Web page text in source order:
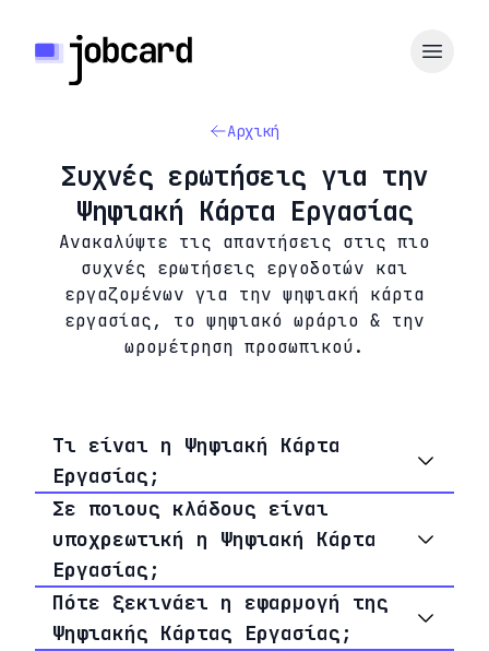
Αρχική
Συχνές ερωτήσεις για την
Ψηφιακή Κάρτα Εργασίας
Ανακαλύψτε τις απαντήσεις στις πιο
συχνές ερωτήσεις εργοδοτών και
εργαζομένων για την ψηφιακή κάρτα
εργασίας, το ψηφιακό ωράριο & την
ωρομέτρηση προσωπικού.
Τι είναι η Ψηφιακή Κάρτα
Εργασίας;
Σε ποιους κλάδους είναι
υποχρεωτική η Ψηφιακή Κάρτα
Εργασίας;
Πότε ξεκινάει η εφαρμογή της
Ψηφιακής Κάρτας Εργασίας;